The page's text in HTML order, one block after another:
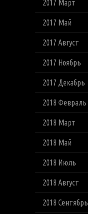
2017 Март
2017 Май
2017 Август
2017 Ноябрь
2017 Декабрь
2018 Февраль
2018 Март
2018 Май
2018 Июль
2018 Август
2018 Сентябрь